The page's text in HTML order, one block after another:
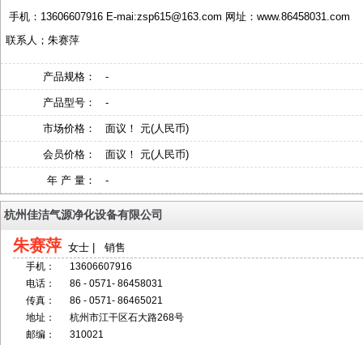
手机： 13606607916 E-mai:zsp615@163.com 网址： www.86458031.com
联系人；朱赛萍
产品规格： -
产品型号： -
市场价格： 面议！ 元(人民币)
会员价格： 面议！ 元(人民币)
年 产 量： -
杭州佳洁气源净化设备有限公司
朱赛萍 女士 | 销售
手机：
13606607916
电话：
86 - 0571- 86458031
传真：
86 - 0571- 86465021
地址：
杭州市江干区石大路268号
邮编：
310021